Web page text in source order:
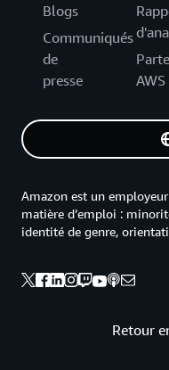
Blogs
Communiqués
de
presse
AWS
Retour
Amazon est un
matière d’emploi :
identité de genre,